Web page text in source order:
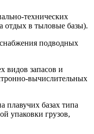
технических
отдых в тыловые базы).
подводных
видов запасов и
вычислительных
плавучих базах типа
упаковки грузов,